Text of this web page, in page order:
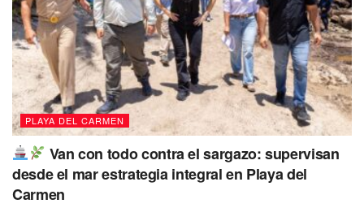
comuniques al 984 873 0163.
Tags: Desapercida FGE Playa del Carmen Se busca
PLAYA DEL CARMEN
Van con todo contra el sargazo: supervisan
desde el mar estrategia integral en Playa del
Carmen